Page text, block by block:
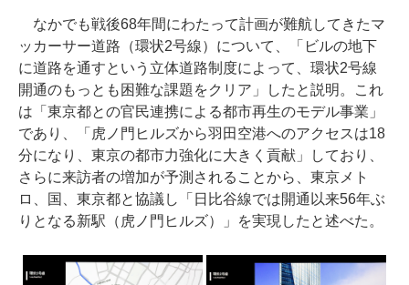
なかでも戦後68年間にわたって計画が難航してきたマ
ッカーサー道路（環状2号線）について、「ビルの地下
に道路を通すという立体道路制度によって、環状2号線
開通のもっとも困難な課題をクリア」したと説明。これ
は「東京都との官民連携による都市再生のモデル事業」
であり、「虎ノ門ヒルズから羽田空港へのアクセスは18
分になり、東京の都市力強化に大きく貢献」しており、
さらに来訪者の増加が予測されることから、東京メト
ロ、国、東京都と協議し「日比谷線では開通以来56年ぶ
りとなる新駅（虎ノ門ヒルズ）」を実現したと述べた。